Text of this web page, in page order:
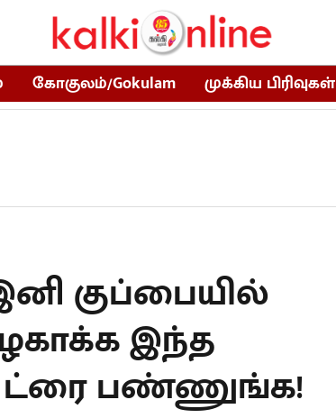
கோகுலம்/Gokulam முக்கிய பிரிவுகள்
குப்பையில்
இந்த
ட்ரை பண்ணுங்க!